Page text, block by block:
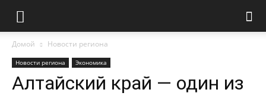
Домой Новости региона
Новости региона Экономика
Алтайский край — один из